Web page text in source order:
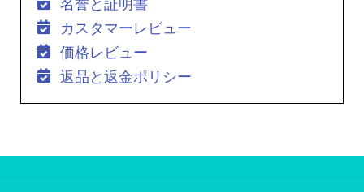
名誉と証明書
カスタマーレビュー
価格レビュー
返品と返金ポリシー